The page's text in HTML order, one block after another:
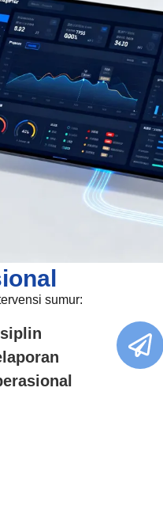
sumur: